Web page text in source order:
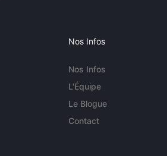
Nos Infos
Nos Infos
L'Équipe
Le Blogue
Contact